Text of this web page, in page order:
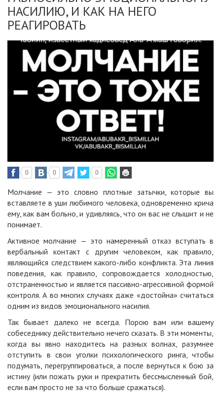
НАСИЛИЮ, И КАК НА НЕГО
РЕАГИРОВАТЬ
0 0 0
Молчание — это словно плотные затычки, которые вы
вставляете в уши любимого человека, одновременно крича
ему, как вам больно, и удивляясь, что он вас не слышит и не
понимает.
Активное молчание — это намеренный отказ вступать в
вербальный контакт с другим человеком, как правило,
являющийся следствием какого-либо конфликта. Эта линия
поведения, как правило, сопровождается холодностью,
отстраненностью и является пассивно-агрессивной формой
контроля. А во многих случаях даже «достойна» считаться
одним из видов эмоционального насилия.
Так бывает далеко не всегда. Порою вам или вашему
собеседнику действительно нечего сказать. В эти моменты,
когда вы явно находитесь на разных волнах, разумнее
отступить в свои уголки психологического ринга, чтобы
подумать, перегруппироваться, а после вернуться к бою за
истину (или пожать руки и прекратить бессмысленный бой,
если вам просто не за что больше сражаться).